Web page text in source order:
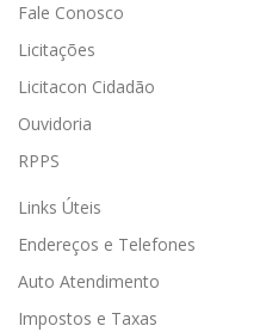
Fale Conosco
Licitações
Licitacon Cidadão
Ouvidoria
RPPS
Links Úteis
Endereços e Telefones
Auto Atendimento
Impostos e Taxas